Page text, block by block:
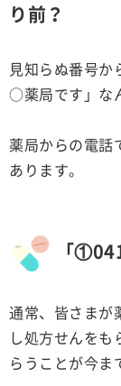
り前？
見知らぬ番号
○薬局です」な
薬局からの電話
あります。
「
通常、皆さまが
し処方せんをも
らうことが今ま